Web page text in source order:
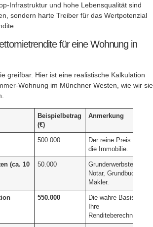
Infrastruktur und hohe Lebensqualität sind
sondern harte Treiber für das Wertpotenzial
für eine Wohnung in
greifbar. Hier ist eine realistische Kalkulation
Wohnung im Münchner Westen, wie wir sie
Beispielbetrag
(€)
Anmerkung
500.000
Der reine Preis für
die Immobilie.
(ca. 10
50.000
Grunderwerbsteuer,
Notar, Grundbuch,
Makler.
550.000
Die wahre Basis für
Ihre
Renditeberechnung.